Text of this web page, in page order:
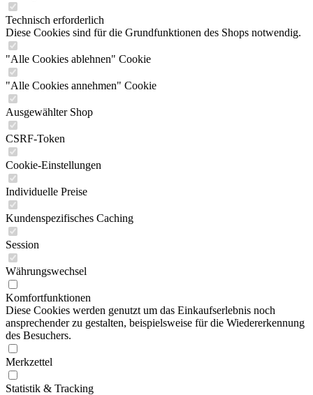
Technisch erforderlich
Diese Cookies sind für die Grundfunktionen des Shops notwendig.
"Alle Cookies ablehnen" Cookie
"Alle Cookies annehmen" Cookie
Ausgewählter Shop
CSRF-Token
Cookie-Einstellungen
Individuelle Preise
Kundenspezifisches Caching
Session
Währungswechsel
Komfortfunktionen
Diese Cookies werden genutzt um das Einkaufserlebnis noch
ansprechender zu gestalten, beispielsweise für die Wiedererkennung
des Besuchers.
Merkzettel
Statistik & Tracking